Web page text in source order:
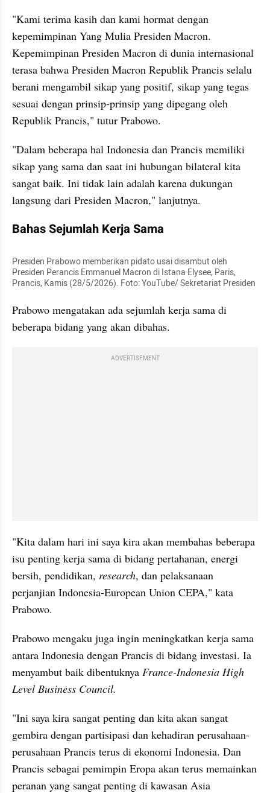
"Kami terima kasih dan kami hormat dengan
kepemimpinan Yang Mulia Presiden Macron.
Kepemimpinan Presiden Macron di dunia internasional
terasa bahwa Presiden Macron Republik Prancis selalu
berani mengambil sikap yang positif, sikap yang tegas
sesuai dengan prinsip-prinsip yang dipegang oleh
Republik Prancis," tutur Prabowo.
"Dalam beberapa hal Indonesia dan Prancis memiliki
sikap yang sama dan saat ini hubungan bilateral kita
sangat baik. Ini tidak lain adalah karena dukungan
langsung dari Presiden Macron," lanjutnya.
Bahas Sejumlah Kerja Sama
Presiden Prabowo memberikan pidato usai disambut oleh
Presiden Perancis Emmanuel Macron di Istana Elysee, Paris,
Prancis, Kamis (28/5/2026). Foto: YouTube/ Sekretariat Presiden
Prabowo mengatakan ada sejumlah kerja sama di
beberapa bidang yang akan dibahas.
ADVERTISEMENT
"Kita dalam hari ini saya kira akan membahas beberapa
isu penting kerja sama di bidang pertahanan, energi
bersih, pendidikan, research, dan pelaksanaan
perjanjian Indonesia-European Union CEPA," kata
Prabowo.
Prabowo mengaku juga ingin meningkatkan kerja sama
antara Indonesia dengan Prancis di bidang investasi. Ia
menyambut baik dibentuknya France-Indonesia High
Level Business Council.
"Ini saya kira sangat penting dan kita akan sangat
gembira dengan partisipasi dan kehadiran perusahaan-
perusahaan Prancis terus di ekonomi Indonesia. Dan
Prancis sebagai pemimpin Eropa akan terus memainkan
peranan yang sangat penting di kawasan Asia